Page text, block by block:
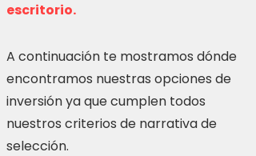
escritorio.
A continuación te mostramos dónde
encontramos nuestras opciones de
inversión ya que cumplen todos
nuestros criterios de narrativa de
selección.